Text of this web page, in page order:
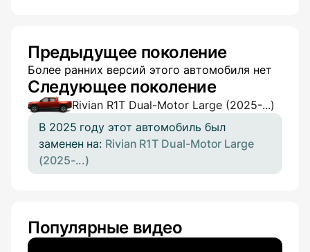
Предыдущее поколение
Более ранних версий этого автомобиля нет
Следующее поколение
Rivian R1T Dual-Motor Large (2025-...)
В 2025 году этот автомобиль был
заменен на: Rivian R1T Dual-Motor Large
(2025-...)
Популярные видео